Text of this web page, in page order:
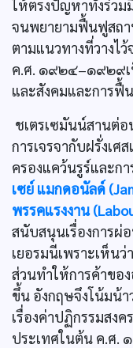
ให้ตรงปัญหาทั้งร่วม
จนพยายามฟื้นฟูสถา
ตามแนวทางที่วางไ
ค.ศ. ๑๙๒๔–๑๙๒๙เ
และสังคมและการฟื้
ชเตรเซมันน์สานต่อ
การเจรจากับฝรั่งเศ
ครองแคว้นรูร์และก
เซย์ แมกดอนัลด์
พรรคแรงงาน
สนับสนุนเรื่องการผ่
เยอรมนีเพราะเห็น
ส่วนทำให้การค้าขอ
ขึ้น อังกฤษจึงโน้มน้
เรื่องค่าปฏิกรรมสง
ประเทศในต้น ค.ศ.